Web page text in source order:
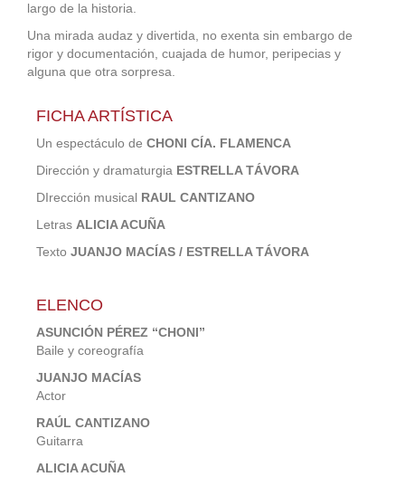
largo de la historia.
Una mirada audaz y divertida, no exenta sin embargo de
rigor y documentación, cuajada de humor, peripecias y
alguna que otra sorpresa.
FICHA ARTÍSTICA
Un espectáculo de CHONI CÍA. FLAMENCA
Dirección y dramaturgia ESTRELLA TÁVORA
DIrección musical RAUL CANTIZANO
Letras ALICIA ACUÑA
Texto JUANJO MACÍAS / ESTRELLA TÁVORA
ELENCO
ASUNCIÓN PÉREZ “CHONI”
Baile y coreografía
JUANJO MACÍAS
Actor
RAÚL CANTIZANO
Guitarra
ALICIA ACUÑA